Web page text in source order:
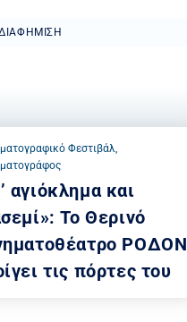
Φεστιβάλ,
αγιόκλημα και
Το Θερινό
ΡΟΔΟΝ
τις πόρτες του